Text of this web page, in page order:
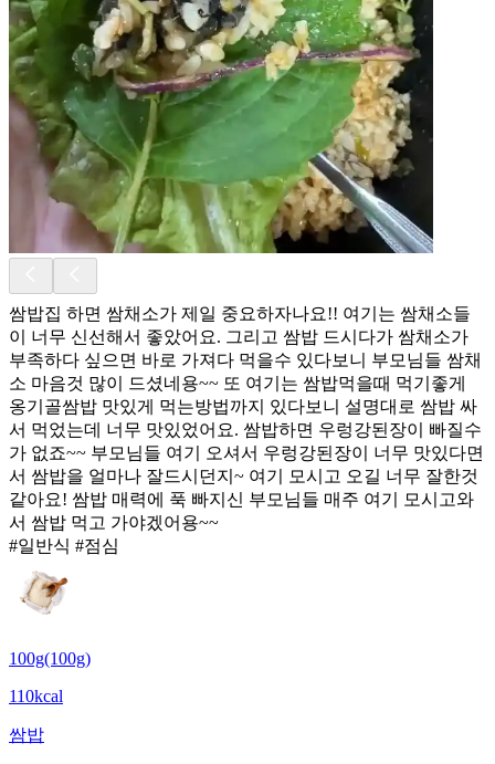
쌈밥집 하면 쌈채소가 제일 중요하자나요!! 여기는 쌈채소들
이 너무 신선해서 좋았어요. 그리고 쌈밥 드시다가 쌈채소가
부족하다 싶으면 바로 가져다 먹을수 있다보니 부모님들 쌈채
소 마음것 많이 드셨네용~~ 또 여기는 쌈밥먹을때 먹기좋게
옹기골쌈밥 맛있게 먹는방법까지 있다보니 설명대로 쌈밥 싸
서 먹었는데 너무 맛있었어요. 쌈밥하면 우렁강된장이 빠질수
가 없죠~~ 부모님들 여기 오셔서 우렁강된장이 너무 맛있다면
서 쌈밥을 얼마나 잘드시던지~ 여기 모시고 오길 너무 잘한것
같아요! 쌈밥 매력에 푹 빠지신 부모님들 매주 여기 모시고와
서 쌈밥 먹고 가야겠어용~~ ​
#일반식 #점심
100g(100g)
110kcal
쌈밥